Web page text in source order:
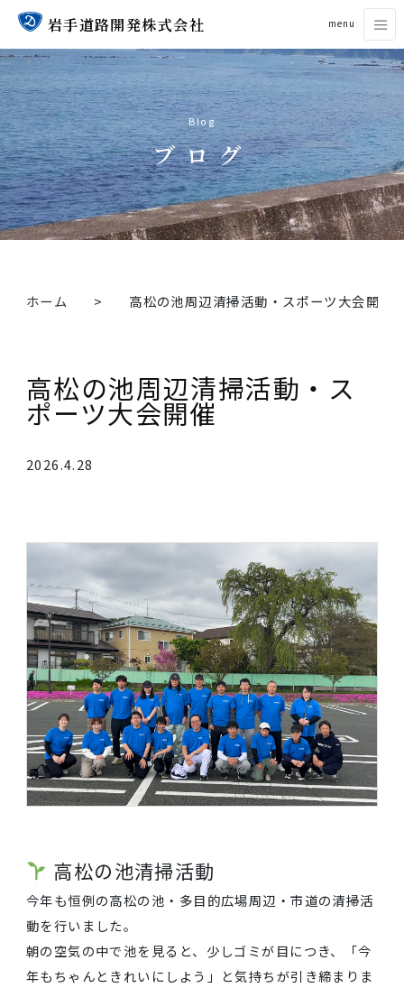
岩手道路開発株式会社 menu
Blog
ブログ
高松の池周辺清掃活動・ス
ポーツ大会開催
高松の池清掃活動